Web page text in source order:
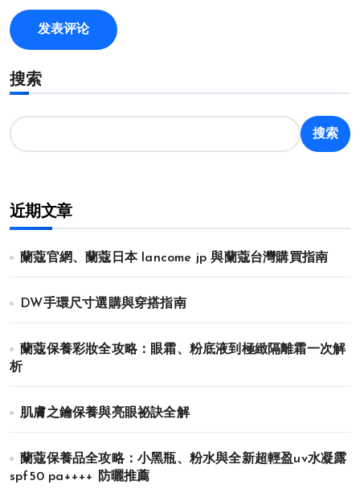
搜索
搜索
近期文章
蘭蔻官網、蘭蔻日本 lancome jp 與蘭蔻台灣購買指南
DW手環尺寸選購與穿搭指南
蘭蔻保養彩妝全攻略：眼霜、粉底液到極緻隔離霜一次解
析
肌膚之鑰保養與亮眼祕訣全解
蘭蔻保養品全攻略：小黑瓶、粉水與全新超輕盈uv水凝露
spf50 pa++++ 防曬推薦